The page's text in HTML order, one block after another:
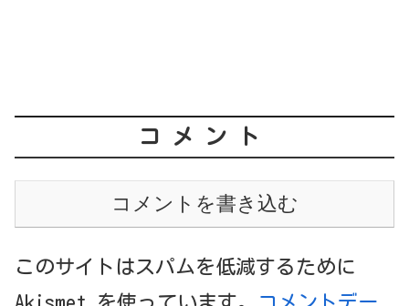
コメント
コメントを書き込む
このサイトはスパムを低減するために